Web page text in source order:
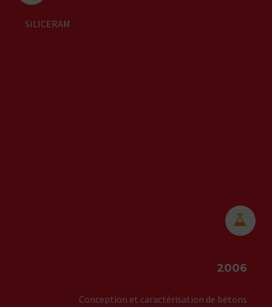
SILICERAM
2006
Conception et caractérisation de bétons

